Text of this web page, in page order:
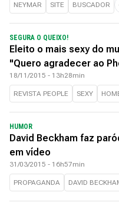
NEYMAR SITE BUSCADOR
SEGURA O QUEIXO!
Eleito o mais sexy do
"Quero agradecer ao
18/11/2015 - 13h28min
REVISTA PEOPLE SEXY
HUMOR
David Beckham faz
em vídeo
31/03/2015 - 16h57min
PROPAGANDA DAVID